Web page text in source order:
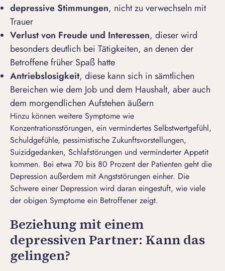
depressive Stimmungen, nicht zu verwechseln mit
Trauer
Verlust von Freude und Interessen, dieser wird
besonders deutlich bei Tätigkeiten, an denen der
Betroffene früher Spaß hatte
Antriebslosigkeit, diese kann sich in sämtlichen
Bereichen wie dem Job und dem Haushalt, aber auch
dem morgendlichen Aufstehen äußern
Hinzu können weitere Symptome wie
Konzentrationsstörungen, ein vermindertes Selbstwertgefühl,
Schuldgefühle, pessimistische Zukunftsvorstellungen,
Suizidgedanken, Schlafstörungen und verminderter Appetit
kommen. Bei etwa 70 bis 80 Prozent der Patienten geht die
Depression außerdem mit Angststörungen einher. Die
Schwere einer Depression wird daran eingestuft, wie viele
der obigen Symptome ein Betroffener zeigt.
Beziehung mit einem
depressiven Partner: Kann das
gelingen?